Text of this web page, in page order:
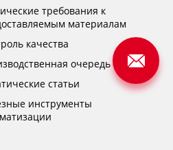
требования к
материалам
качества
очередь
статьи
инструменты